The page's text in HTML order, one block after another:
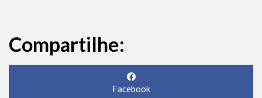
Compartilhe:
Facebook